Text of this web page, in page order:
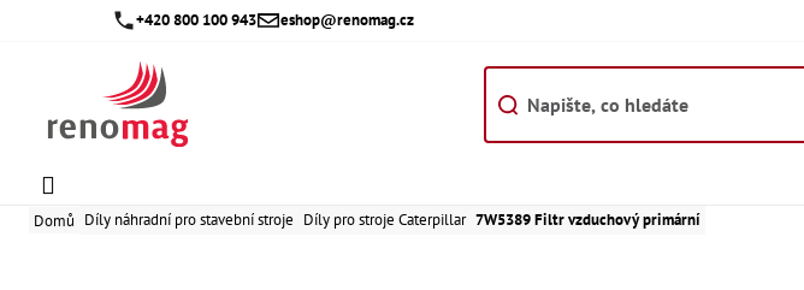
+420 800 100 943 eshop@renomag.cz
Domů Díly náhradní pro stavební stroje Díly pro stroje Caterpillar 7W5389 Filtr vzduchový primární